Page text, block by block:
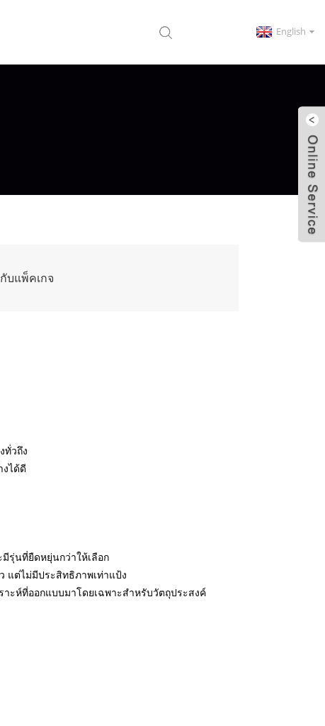
English
บแพ็คเกจ
ทั่วถึง
ได้ดี
รุ่นที่ยืดหยุ่นกว่าให้เลือก
แต่ไม่มีประสิทธิภาพเท่าแป้ง
าะห์ที่ออกแบบมาโดยเฉพาะสำหรับวัตถุประสงค์